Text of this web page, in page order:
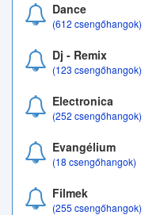
Dance
(612 csengőhangok)
Dj - Remix
(123 csengőhangok)
Electronica
(252 csengőhangok)
Evangélium
(18 csengőhangok)
Filmek
(255 csengőhangok)